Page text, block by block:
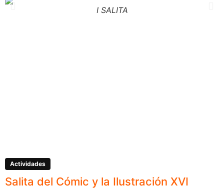
I SALITA
Actividades
Salita del Cómic y la Ilustración XVI